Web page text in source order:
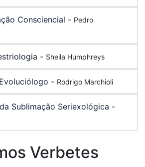
Consciencial - Pedro
- Sheila Humphreys
- Rodrigo Marchioli
Sublimação Seriexológica -
Verbetes